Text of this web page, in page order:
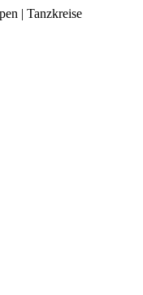
| Tanzkreise